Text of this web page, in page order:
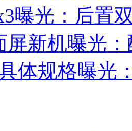
曝光：后置
屏新机曝光
体规格曝光